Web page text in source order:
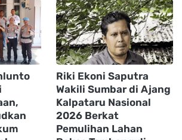
Riki Ekoni Saputra
Wakili Sumbar di Ajang
Kalpataru Nasional
2026 Berkat
Pemulihan Lahan